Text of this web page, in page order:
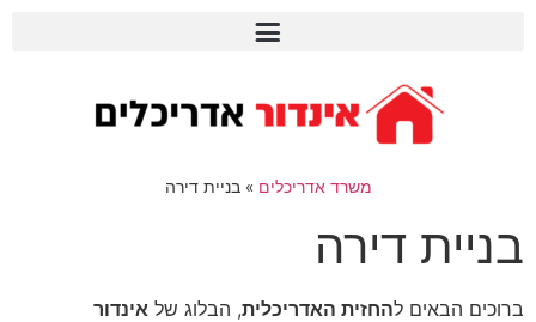
משרד אדריכלים »בניית דירה
בניית דירה
ברוכים הבאים להחזית האדריכלית, הבלוג של אינדור